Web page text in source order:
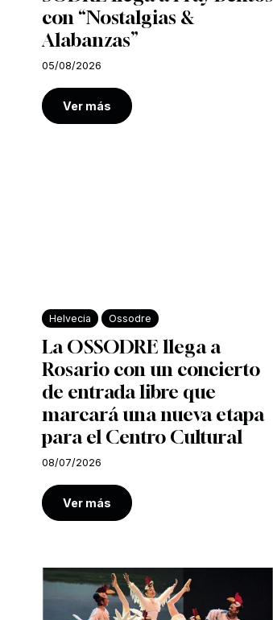
con “Nostalgias &
Alabanzas”
05/08/2026
Ver más
Helvecia Ossodre
La OSSODRE llega a
Rosario con un concierto
de entrada libre que
marcará una nueva etapa
para el Centro Cultural
08/07/2026
Ver más